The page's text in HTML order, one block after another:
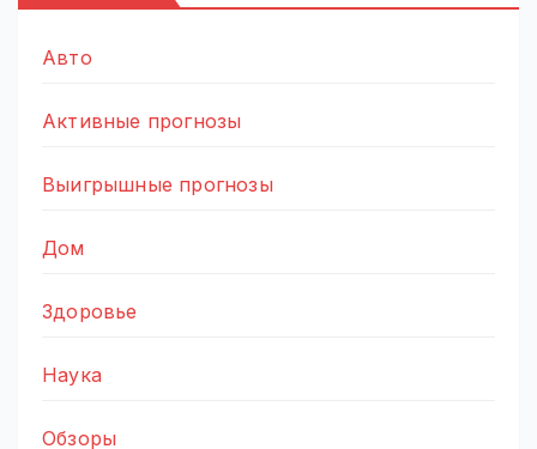
Авто
Активные прогнозы
Выигрышные прогнозы
Дом
Здоровье
Наука
Обзоры